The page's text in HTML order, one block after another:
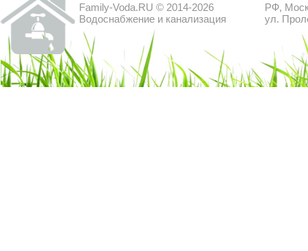
Family-Voda.RU © 2014-2026
Водоснабжение и канализация
РФ,
ул.